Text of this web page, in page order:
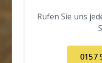
Rufen Sie uns
0157